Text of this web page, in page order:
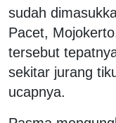
sudah
Pacet,
tersebut
sekitar jurang
ucapnya.